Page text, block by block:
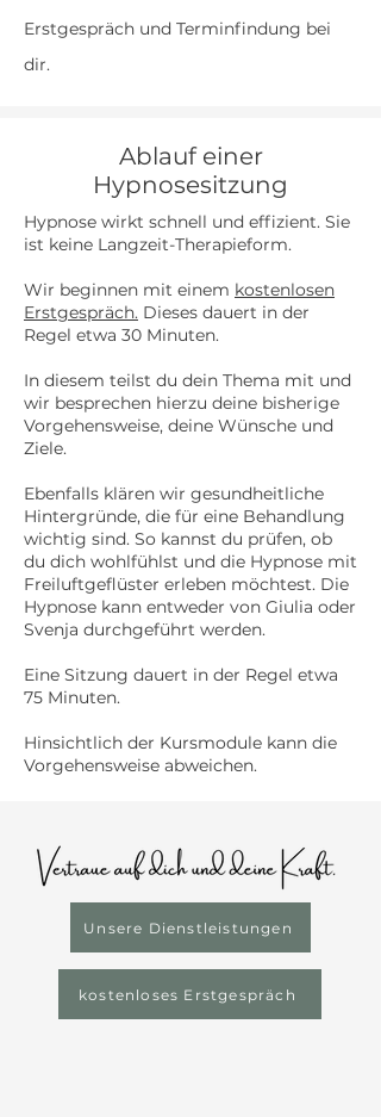
Erstgespräch und Terminfindung bei
dir.
Ablauf einer
Hypnosesitzung
Hypnose wirkt schnell und effizient. Sie
ist keine Langzeit-Therapieform.
Wir beginnen mit einem kostenlosen
Erstgespräch. Dieses dauert in der
Regel etwa 30 Minuten.
In diesem teilst du dein Thema mit und
wir besprechen hierzu deine bisherige
Vorgehensweise, deine Wünsche und
Ziele.
Ebenfalls klären wir gesundheitliche
Hintergründe, die für eine Behandlung
wichtig sind. So kannst du prüfen, ob
du dich wohlfühlst und die Hypnose mit
Freiluftgeflüster erleben möchtest. Die
Hypnose kann entweder von Giulia oder
Svenja durchgeführt werden.
Eine Sitzung dauert in der Regel etwa
75 Minuten.
Hinsichtlich der Kursmodule kann die
Vorgehensweise abweichen.
Unsere Dienstleistungen
kostenloses Erstgespräch